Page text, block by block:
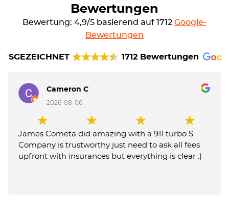
Bewertungen
Bewertung: 4,9/5 basierend auf 1712 Google-
Bewertungen
1712 Bewertungen
Cameron C
2026-08-06
James Cometa did amazing with a 911 turbo S
Company is trustworthy just need to ask all fees
upfront with insurances but everything is clear :)